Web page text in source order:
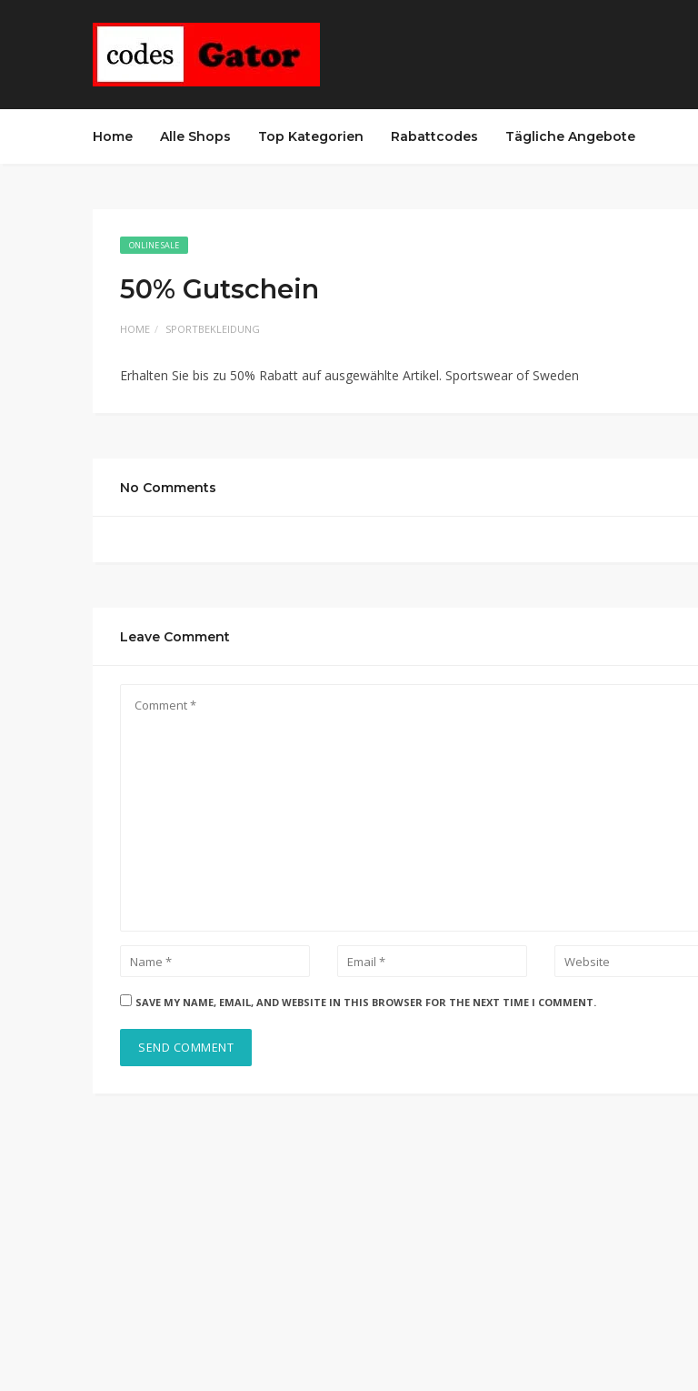
Home Alle Shops Top Kategorien Rabattcodes Tägliche Angebote
ONLINE SALE
50% Gutschein
HOME SPORTBEKLEIDUNG
Erhalten Sie bis zu 50% Rabatt auf ausgewählte Artikel. Sportswear of Sweden
No Comments
Leave Comment
SAVE MY NAME, EMAIL, AND WEBSITE IN THIS BROWSER FOR THE NEXT TIME I COMMENT.